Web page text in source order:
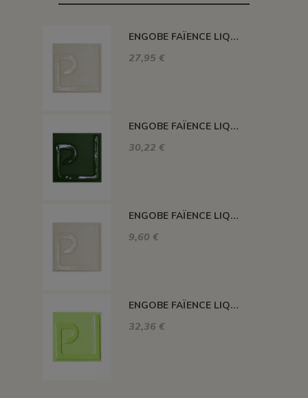
ENGOBE FAÏENCE LIQUIDE SANS PLOMB BASE À COLORER 1KG ENSP01LL
27,95 €
ENGOBE FAÏENCE LIQUIDE SANS PLOMB MAUVE / LILA 1KG ENSP08LL
30,22 €
ENGOBE FAÏENCE LIQUIDE SANS PLOMB BASE À COLORER 250GR ENSP01L
9,60 €
ENGOBE FAÏENCE LIQUIDE SANS PLOMB CITRON VERT 1KG ENSP27LL
32,36 €